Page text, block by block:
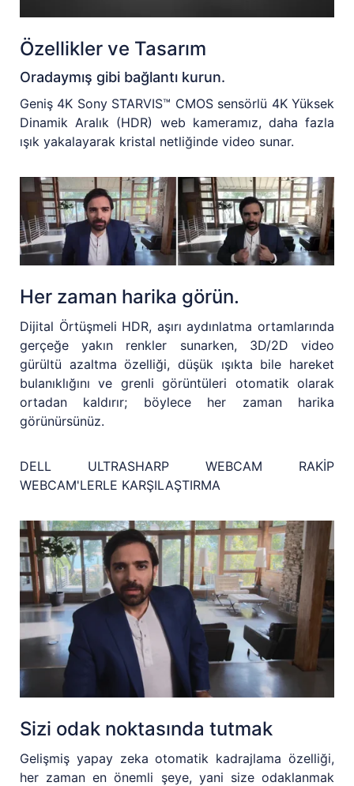
Özellikler ve Tasarım
Oradaymış gibi bağlantı kurun.
Geniş 4K Sony STARVIS™ CMOS sensörlü 4K Yüksek
Dinamik Aralık (HDR) web kameramız, daha fazla
ışık yakalayarak kristal netliğinde video sunar.
Her zaman harika görün.
Dijital Örtüşmeli HDR, aşırı aydınlatma ortamlarında
gerçeğe yakın renkler sunarken, 3D/2D video
gürültü azaltma özelliği, düşük ışıkta bile hareket
bulanıklığını ve grenli görüntüleri otomatik olarak
ortadan kaldırır; böylece her zaman harika
görünürsünüz.
DELL ULTRASHARP WEBCAM RAKİP
WEBCAM'LERLE KARŞILAŞTIRMA
Sizi odak noktasında tutmak
Gelişmiş yapay zeka otomatik kadrajlama özelliği,
her zaman en önemli şeye, yani size odaklanmak